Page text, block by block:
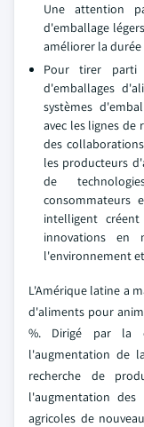
Une attention
d'emballage
améliorer la
Pour tirer parti
d'emballages
systèmes
avec les lignes de
des
les producteurs
de
consommateurs
intelligent
innovations en
l'environnement
L'Amérique latine a
d'aliments pour
%. Dirigé par la
l'augmentation de
recherche de
l'augmentation des
agricoles de